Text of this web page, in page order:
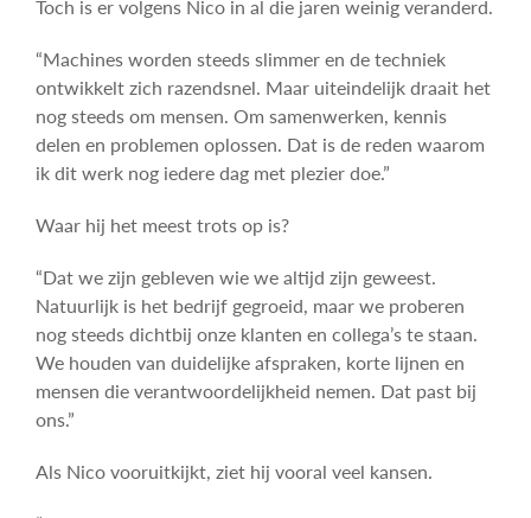
Toch is er volgens Nico in al die jaren weinig veranderd.
“Machines worden steeds slimmer en de techniek
ontwikkelt zich razendsnel. Maar uiteindelijk draait het
nog steeds om mensen. Om samenwerken, kennis
delen en problemen oplossen. Dat is de reden waarom
ik dit werk nog iedere dag met plezier doe.”
Waar hij het meest trots op is?
“Dat we zijn gebleven wie we altijd zijn geweest.
Natuurlijk is het bedrijf gegroeid, maar we proberen
nog steeds dichtbij onze klanten en collega’s te staan.
We houden van duidelijke afspraken, korte lijnen en
mensen die verantwoordelijkheid nemen. Dat past bij
ons.”
Als Nico vooruitkijkt, ziet hij vooral veel kansen.